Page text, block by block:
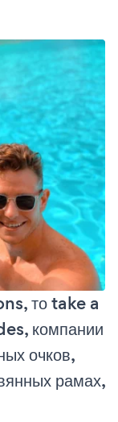
то take a
компании
очков,
рамах,